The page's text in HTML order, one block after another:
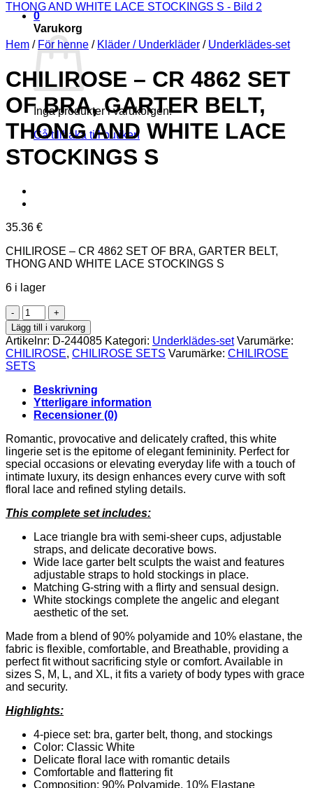
0
Varukorg
Inga produkter i varukorgen.
Gå tillbaka till butiken
Hem / För henne / Kläder / Underkläder / Underklädes-set
CHILIROSE – CR 4862 SET
OF BRA, GARTER BELT,
THONG AND WHITE LACE
STOCKINGS S
35.36 €
CHILIROSE – CR 4862 SET OF BRA, GARTER BELT,
THONG AND WHITE LACE STOCKINGS S
6 i lager
CHILIROSE
-
CR
4862
SET
OF
BRA,
GARTER
BELT,
THONG
AND
WHITE
LACE
STOCKINGS
S
Lägg till i varukorg
Artikelnr: D-244085 Kategori: Underklädes-set Varumärke:
CHILIROSE, CHILIROSE SETS Varumärke: CHILIROSE
SETS
Beskrivning
Ytterligare information
Recensioner (0)
Romantic, provocative and delicately crafted, this white
lingerie set is the epitome of elegant femininity. Perfect for
special occasions or elevating everyday life with a touch of
intimate luxury, its design enhances every curve with soft
floral lace and refined styling details.
This complete set includes:
Lace triangle bra with semi-sheer cups, adjustable
straps, and delicate decorative bows.
Wide lace garter belt sculpts the waist and features
adjustable straps to hold stockings in place.
Matching G-string with a flirty and sensual design.
White stockings complete the angelic and elegant
aesthetic of the set.
Made from a blend of 90% polyamide and 10% elastane, the
fabric is flexible, comfortable, and Breathable, providing a
perfect fit without sacrificing style or comfort. Available in
sizes S, M, L, and XL, it fits a variety of body types with grace
and security.
Highlights:
4-piece set: bra, garter belt, thong, and stockings
Color: Classic White
Delicate floral lace with romantic details
Comfortable and flattering fit
Composition: 90% Polyamide, 10% Elastane